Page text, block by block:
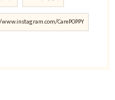
CarePOPPY